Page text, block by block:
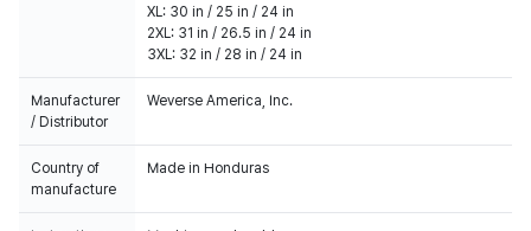
XL: 30 in / 25 in / 24 in
2XL: 31 in / 26.5 in / 24 in
3XL: 32 in / 28 in / 24 in
Manufacturer
/ Distributor
Weverse America, Inc.
Country of
manufacture
Made in Honduras